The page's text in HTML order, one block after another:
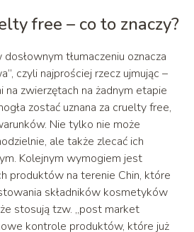
free – co to znaczy?
tłumaczeniu oznacza
czyli najprościej rzecz ujmując –
na zwierzętach na żadnym etapie
zostać uznana za cruelty free,
Nie tylko nie może
ale także zlecać ich
Kolejnym wymogiem jest
produktów na terenie Chin, które
składników kosmetyków
stosują tzw. „post market
kontrole produktów, które już